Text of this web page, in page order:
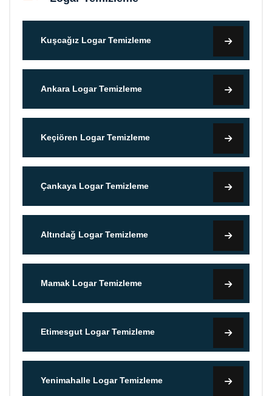
Kuşcağız Logar Temizleme
Ankara Logar Temizleme
Keçiören Logar Temizleme
Çankaya Logar Temizleme
Altındağ Logar Temizleme
Mamak Logar Temizleme
Etimesgut Logar Temizleme
Yenimahalle Logar Temizleme